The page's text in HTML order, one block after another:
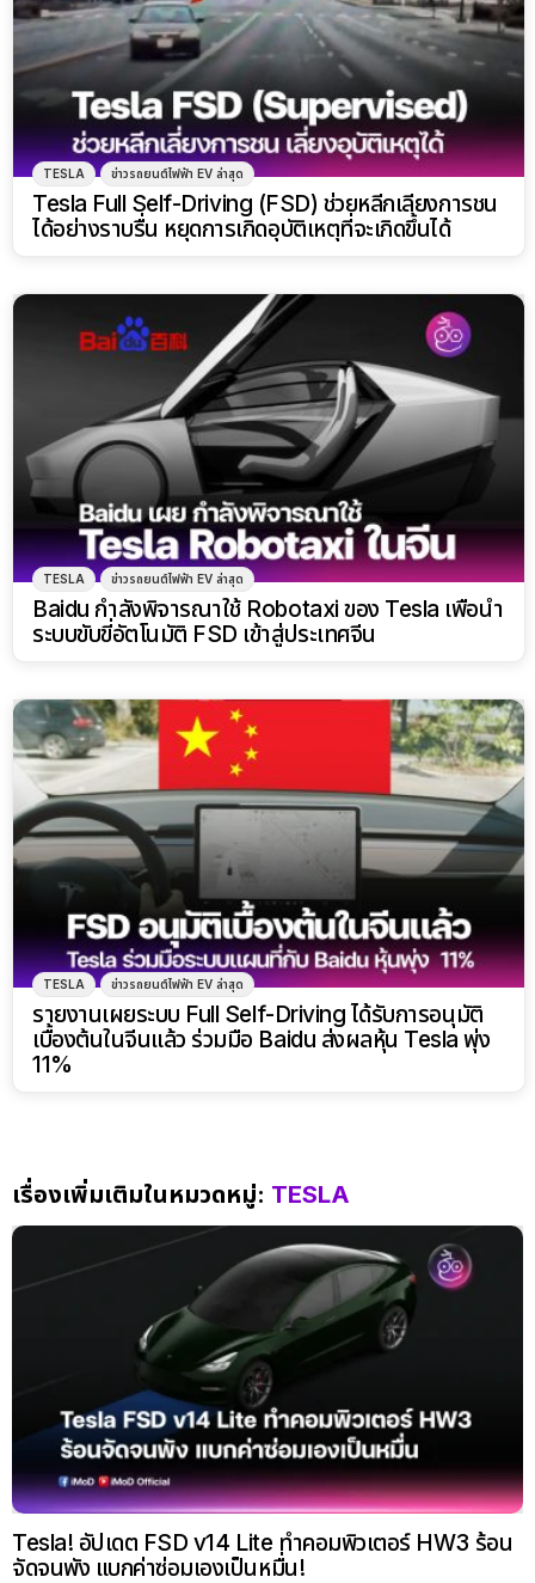
TESLA ข่าวรถยนต์ไฟฟ้า EV ล่าสุด
Tesla Full Self-Driving (FSD) ช่วยหลีกเลี่ยงการชน
ได้อย่างราบรื่น หยุดการเกิดอุบัติเหตุที่จะเกิดขึ้นได้
TESLA ข่าวรถยนต์ไฟฟ้า EV ล่าสุด
Baidu กำลังพิจารณาใช้ Robotaxi ของ Tesla เพื่อนำ
ระบบขับขี่อัตโนมัติ FSD เข้าสู่ประเทศจีน
TESLA ข่าวรถยนต์ไฟฟ้า EV ล่าสุด
รายงานเผยระบบ Full Self-Driving ได้รับการอนุมัติ
เบื้องต้นในจีนแล้ว ร่วมมือ Baidu ส่งผลหุ้น Tesla พุ่ง
11%
เรื่องเพิ่มเติมในหมวดหมู่: TESLA
Tesla! อัปเดต FSD v14 Lite ทำคอมพิวเตอร์ HW3 ร้อน
จัดจนพัง แบกค่าซ่อมเองเป็นหมื่น!